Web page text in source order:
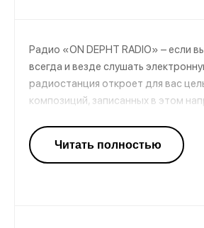
Радио «ON DEPHT RADIO» – если
всегда и везде слушать
радиостанция откроет для вас
композиций, записанных в этом
наслаждаться треками можно в
время. Жанр electro сейчас